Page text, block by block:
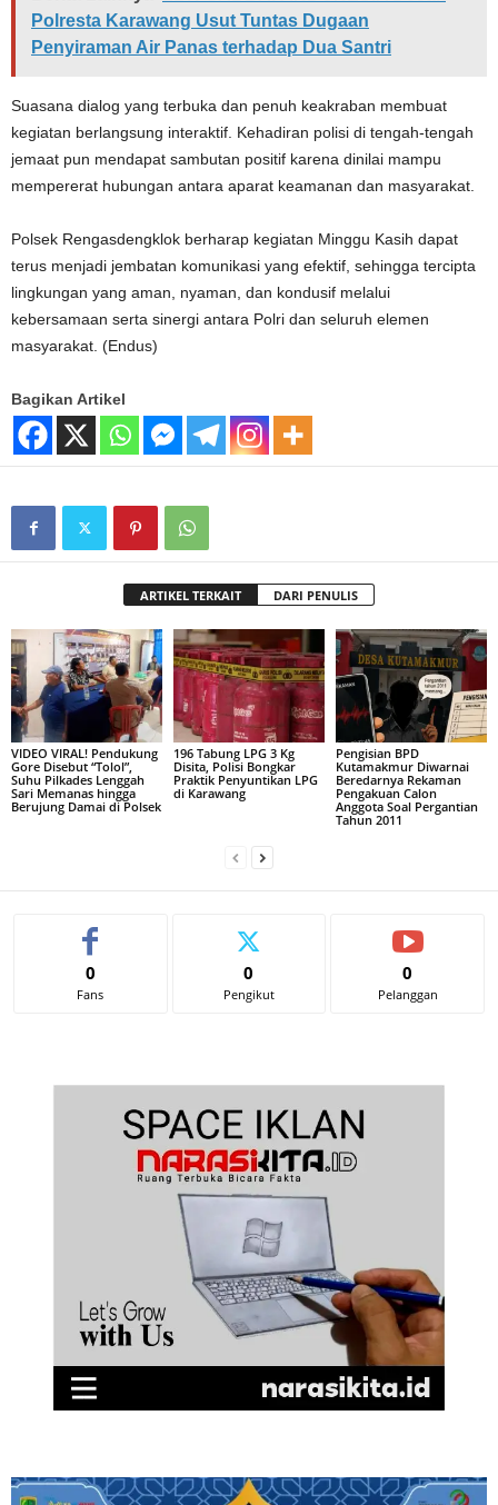
Polresta Karawang Usut Tuntas Dugaan
Penyiraman Air Panas terhadap Dua Santri
Suasana dialog yang terbuka dan penuh keakraban membuat
kegiatan berlangsung interaktif. Kehadiran polisi di tengah-tengah
jemaat pun mendapat sambutan positif karena dinilai mampu
mempererat hubungan antara aparat keamanan dan masyarakat.
Polsek Rengasdengklok berharap kegiatan Minggu Kasih dapat
terus menjadi jembatan komunikasi yang efektif, sehingga tercipta
lingkungan yang aman, nyaman, dan kondusif melalui
kebersamaan serta sinergi antara Polri dan seluruh elemen
masyarakat. (Endus)
Bagikan Artikel
ARTIKEL TERKAIT DARI PENULIS
VIDEO VIRAL! Pendukung
Gore Disebut “Tolol”,
Suhu Pilkades Lenggah
Sari Memanas hingga
Berujung Damai di Polsek
196 Tabung LPG 3 Kg
Disita, Polisi Bongkar
Praktik Penyuntikan LPG
di Karawang
Pengisian BPD
Kutamakmur Diwarnai
Beredarnya Rekaman
Pengakuan Calon
Anggota Soal Pergantian
Tahun 2011
0
Fans
0
Pengikut
0
Pelanggan